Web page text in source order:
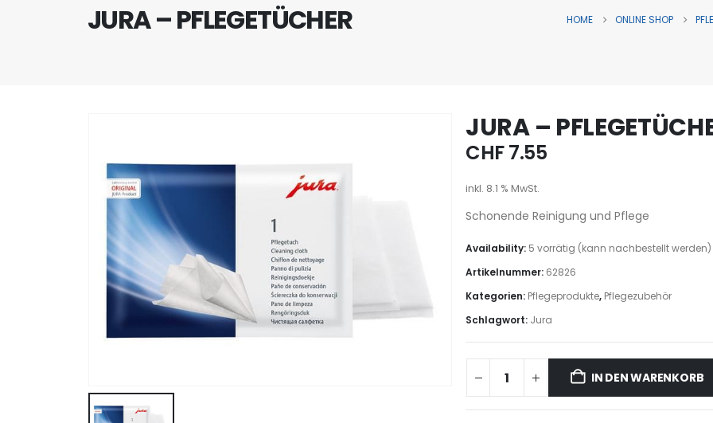
JURA – PFLEGETÜCHER HOME ONLINE SHOP
JURA –
CHF7.55
inkl. 8.1 % MwSt.
Schonende Reinigung und Pflege
Availability: 5 vorrätig (kann nachbestellt werden)
Artikelnummer: 62826
Kategorien: Pflegeprodukte, Pflegezubehör
Schlagwort: Jura
IN DEN WARENKORB